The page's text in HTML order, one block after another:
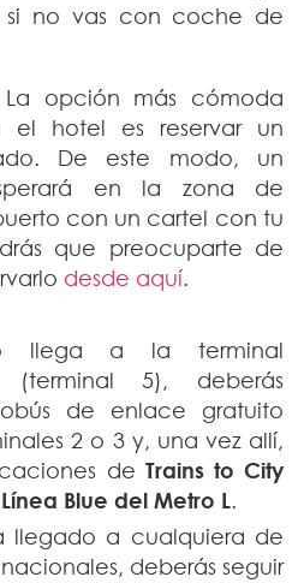
si no vas con coche de
opción más cómoda
el hotel es reservar un
De este modo, un
en la zona de
con un cartel con tu
que preocuparte de
desde aquí.
llega a la terminal
(terminal 5), deberás
de enlace gratuito
2 o 3 y, una vez allí,
de Trains to City
Línea Blue del Metro L.
llegado a cualquiera de
deberás seguir